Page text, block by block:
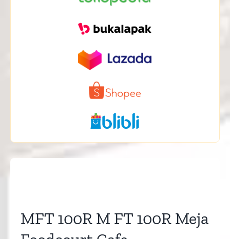
MFT 100R M FT 100R Meja